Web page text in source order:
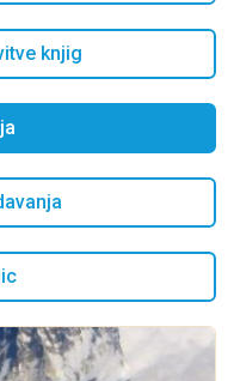
knjig